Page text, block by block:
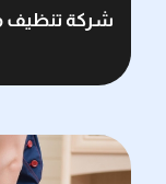
شركة تنظيف